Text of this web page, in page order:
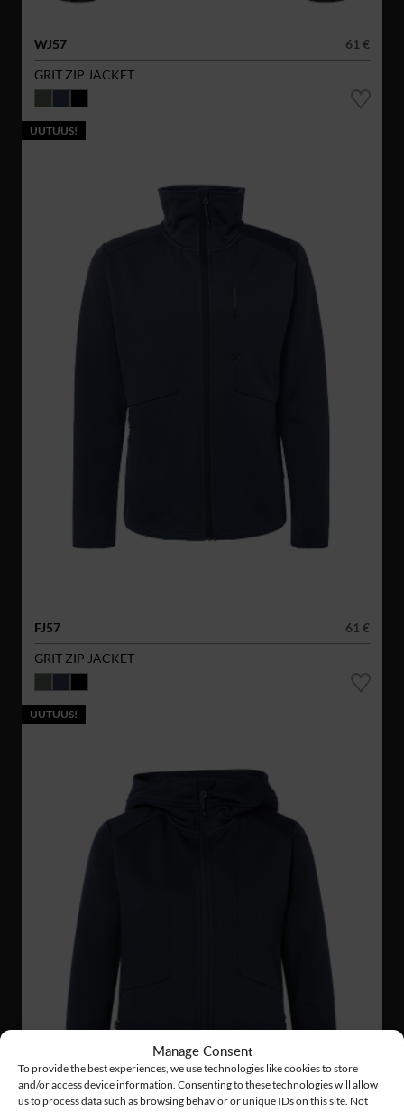
Manage Consent
To provide the best experiences, we use technologies like cookies to store
and/or access device information. Consenting to these technologies will allow
us to process data such as browsing behavior or unique IDs on this site. Not
WJ57
61 €
GRIT ZIP JACKET
UUTUUS!
FJ57
61 €
GRIT ZIP JACKET
UUTUUS!